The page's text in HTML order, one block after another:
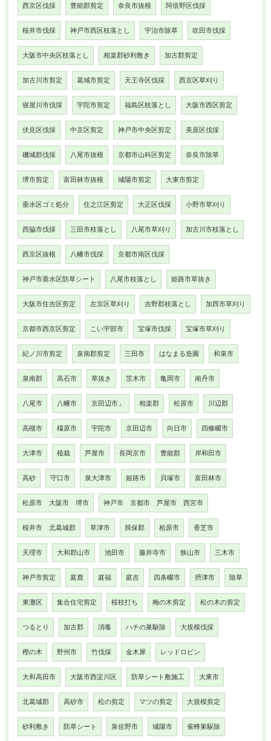
西京区伐採 豊能郡剪定 奈良市抜根 阿倍野区伐採
桜井市伐採 神戸市西区枝落とし 宇治市除草 吹田市伐採
大阪市中央区枝落とし 相楽郡砂利敷き 加古郡剪定
加古川市剪定 葛城市剪定 天王寺区伐採 西京区草刈り
寝屋川市伐採 宇陀市剪定 福島区枝落とし 大阪市西区剪定
伏見区伐採 中京区剪定 神戸市中央区剪定 美原区伐採
磯城郡伐採 八尾市抜根 京都市山科区剪定 奈良市除草
堺市剪定 富田林市抜根 城陽市剪定 大東市剪定
垂水区ゴミ処分 住之江区剪定 大正区伐採 小野市草刈り
西脇市伐採 三田市枝落とし 八尾市草刈り 加古川市枝落とし
西京区抜根 八幡市伐採 京都市南区伐採
神戸市垂水区防草シート 八尾市枝落とし 姫路市草抜き
大阪市住吉区剪定 左京区草刈り 吉野郡枝落とし 加西市草刈り
京都市西京区剪定 こい宇部市 宝塚市伐採 宝塚市草刈り
紀ノ川市剪定 泉南郡剪定 三田市 はなまる造園 和泉市
泉南郡 高石市 草抜き 茨木市 亀岡市 南丹市
八尾市 八幡市 京田辺市」 相楽郡 松原市 川辺郡
高槻市 橿原市 宇陀市 京田辺市 向日市 四條畷市
大津市 植栽 芦屋市 長岡京市 豊能郡 岸和田市
高砂 守口市 泉大津市 姫路市 貝塚市 富田林市
松原市 大阪市 堺市 神戸市 京都市 芦屋市 西宮市
桜井市 北葛城郡 草津市 揖保郡 柏原市 香芝市
天理市 大和郡山市 池田市 藤井寺市 狭山市 三木市
神戸市剪定 庭鹿 庭福 庭吉 四条畷市 摂津市 除草
東灘区 集合住宅剪定 桜枝打ち 梅の木剪定 松の木の剪定
つるとり 加古郡 消毒 ハチの巣駆除 大規模伐採
樫の木 野州市 竹伐採 金木犀 レッドロビン
大和高田市 大阪市西淀川区 防草シート敷施工 大東市
北葛城郡 高砂市 松の剪定 マツの剪定 大規模剪定
砂利敷き 防草シート 泉佐野市 城陽市 雀蜂巣駆除